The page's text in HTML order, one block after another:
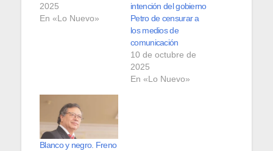
2025
En «Lo Nuevo»
intención del gobierno
Petro de censurar a
los medios de
comunicación
10 de octubre de
2025
En «Lo Nuevo»
Blanco y negro. Freno